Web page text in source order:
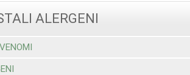
ALERGENI